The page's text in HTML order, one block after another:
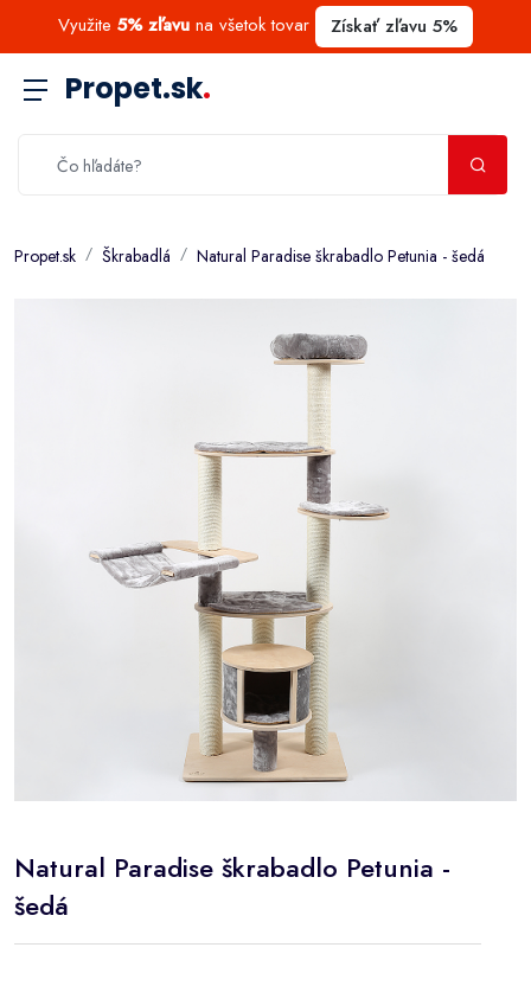
Využite 5% zľavu na všetok tovar Získať zľavu 5%
Propet.sk.
Propet.sk Škrabadlá Natural Paradise škrabadlo Petunia - šedá
Natural Paradise škrabadlo Petunia -
šedá